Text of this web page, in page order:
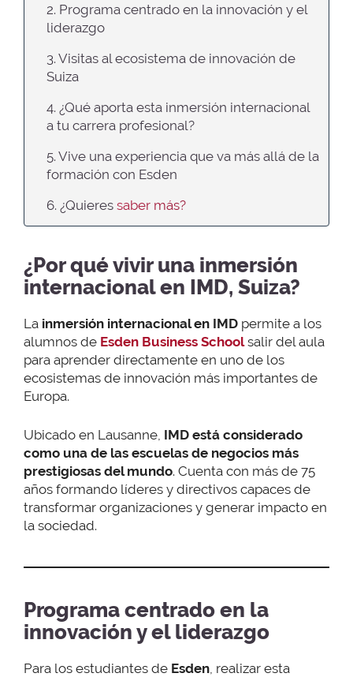
2. Programa centrado en la innovación y el
liderazgo
3. Visitas al ecosistema de innovación de
Suiza
4. ¿Qué aporta esta inmersión internacional
a tu carrera profesional?
5. Vive una experiencia que va más allá de la
formación con Esden
6. ¿Quieres saber más?
¿Por qué vivir una inmersión
internacional en IMD, Suiza?
La inmersión internacional en IMD permite a los
alumnos de Esden Business Schoolsalir del aula
para aprender directamente en uno de los
ecosistemas de innovación más importantes de
Europa.
Ubicado en Lausanne, IMD está considerado
como una de las escuelas de negocios más
prestigiosas del mundo. Cuenta con más de 75
años formando líderes y directivos capaces de
transformar organizaciones y generar impacto en
la sociedad.
Programa centrado en la
innovación y el liderazgo
Para los estudiantes de Esden , realizar esta